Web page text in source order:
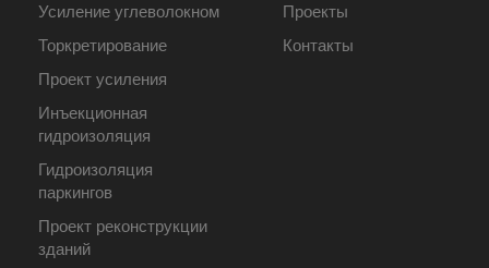
Усиление углеволокном
Торкретирование
Проект усиления
Инъекционная
гидроизоляция
Гидроизоляция
паркингов
Проект реконструкции
зданий
Проекты
Контакты